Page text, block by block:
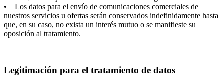
• Los datos para el envío de comunicaciones comerciales de
nuestros servicios u ofertas serán conservados indefinidamente hasta
que, en su caso, no exista un interés mutuo o se manifieste su
oposición al tratamiento.
Legitimación para el tratamiento de datos